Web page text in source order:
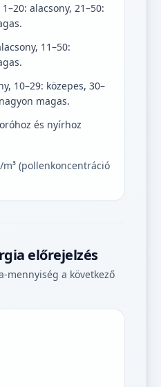
1–20: alacsony, 21–50:
11–50:
10–29: közepes, 30–
magas.
és nyírhoz
m³ (pollenkoncentráció
előrejelzés
mennyiség a következő